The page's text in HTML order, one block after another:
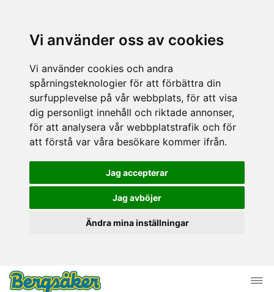
Vi använder oss av cookies
Vi använder cookies och andra
spårningsteknologier för att förbättra din
surfupplevelse på vår webbplats, för att visa
dig personligt innehåll och riktade annonser,
för att analysera vår webbplatstrafik och för
att förstå var våra besökare kommer ifrån.
Jag accepterar
Jag avböjer
Ändra mina inställningar